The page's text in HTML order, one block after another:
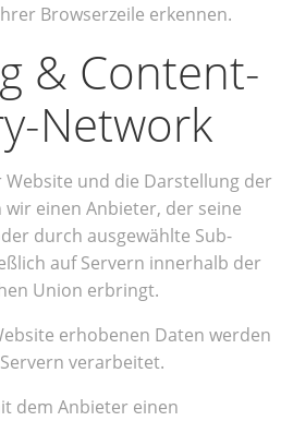
Browserzeile erkennen.
& Content-
Network
und die Darstellung der
einen Anbieter, der seine
durch ausgewählte Sub-
auf Servern innerhalb der
Union erbringt.
erhobenen Daten werden
verarbeitet.
dem Anbieter einen